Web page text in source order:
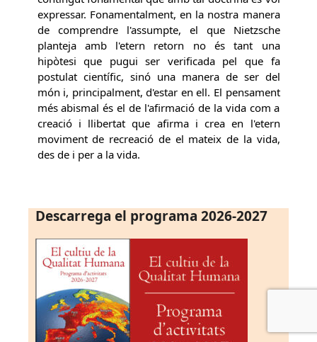
expressar. Fonamentalment, en la nostra manera
de comprendre l'assumpte, el que Nietzsche
planteja amb l'etern retorn no és tant una
hipòtesi que pugui ser verificada pel que fa
postulat científic, sinó una manera de ser del
món i, principalment, d'estar en ell. El pensament
més abismal és el de l'afirmació de la vida com a
creació i llibertat que afirma i crea en l'etern
moviment de recreació de el mateix de la vida,
des de i per a la vida.
Descarrega el programa 2026-2027